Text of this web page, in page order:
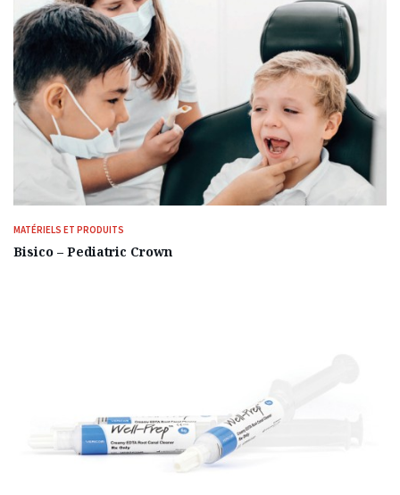
MATÉRIELS ET PRODUITS
Bisico – Pediatric Crown